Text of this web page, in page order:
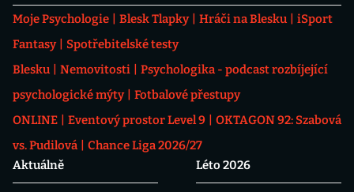
Moje Psychologie Blesk Tlapky Hráči na Blesku
iSport
Fantasy
Spotřebitelské testy
Blesku
Nemovitosti
Psychologika - podcast rozbíjející
psychologické mýty
Fotbalové přestupy
ONLINE
Eventový prostor Level 9
OKTAGON 92: Szabová
vs. Pudilová
Chance Liga 2026/27
Aktuálně
Léto 2026